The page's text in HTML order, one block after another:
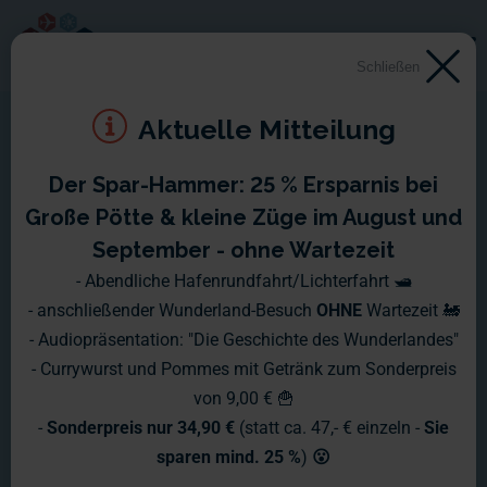
Schließen
Aktuelle Mitteilung
Der Spar-Hammer: 25 % Ersparnis bei
Große Pötte & kleine Züge im August und
September - ohne Wartezeit
- Abendliche Hafenrundfahrt/Lichterfahrt 🛥️
- anschließender Wunderland-Besuch OHNE Wartezeit 🚂
- Audiopräsentation: "Die Geschichte des Wunderlandes"
- Currywurst und Pommes mit Getränk zum Sonderpreis
von 9,00 € 🍟
- Sonderpreis nur 34,90 € (statt ca. 47,- € einzeln - Sie
sparen mind. 25 %) 😮